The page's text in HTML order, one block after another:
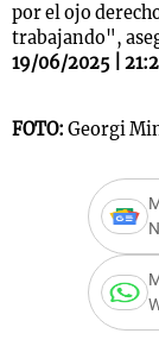
por el ojo
trabajando",
19/06/2025 |
FOTO: Georgi